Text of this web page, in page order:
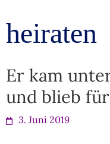
heiraten
Er kam
und blieb
3. Juni 2019